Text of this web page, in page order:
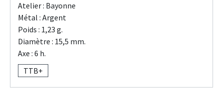
Atelier : Bayonne
Métal : Argent
Poids : 1,23 g.
Diamètre : 15,5 mm.
Axe : 6 h.
TTB+